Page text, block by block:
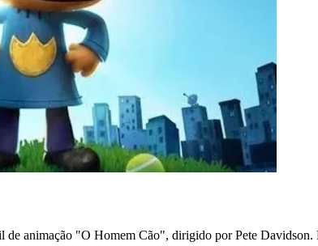
de animação "O Homem Cão", dirigido por Pete Davidson.